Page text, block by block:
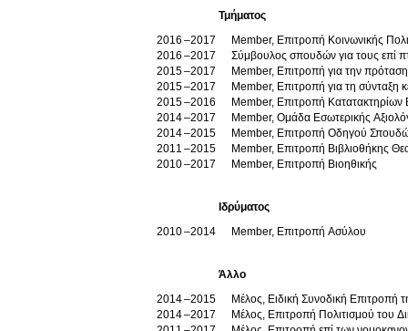
Τμήματος
2016
2017
Member, Επιτροπή Κοινωνικής
2016
2017
Σύμβουλος σπουδών για τους επί
2015
2017
Member, Επιτροπή για την
2015
2017
Member, Επιτροπή για τη σύνταξη
2015
2016
Member, Επιτροπή Κατατακτηρίων
2014
2017
Member, Ομάδα Εσωτερικής
2014
2015
Member, Επιτροπή Οδηγού
2011
2015
Member, Επιτροπή Βιβλιοθήκης
2010
2017 Member, Επιτροπή Βιοηθικής
Ιδρύματος
2010
2014 Member, Επιτροπή Ασύλου
Άλλο
2014
2015
Μέλος, Ειδική Συνοδική Επιτροπή
2014
2017
Μέλος, Επιτροπή Πολιτισμού του